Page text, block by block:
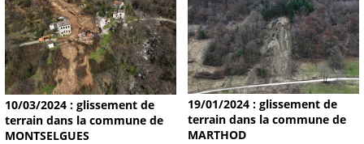
10/03/2024 : glissement de
terrain dans la commune de
MONTSELGUES
19/01/2024 : glissement de
terrain dans la commune de
MARTHOD